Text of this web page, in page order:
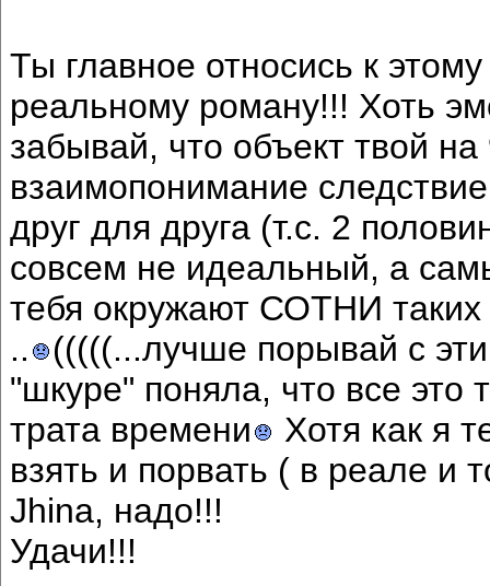
Ты главное относись к
реальному роману!!! Хоть
забывай, что объект твой
взаимопонимание
друг для друга (т.с. 2
совсем не идеальный, а
тебя окружают СОТНИ
..
(((((...лучше порывай с
"шкуре" поняла, что все это
трата времени
Хотя как я
взять и порвать ( в реале и
Jhina, надо!!!
Удачи!!!